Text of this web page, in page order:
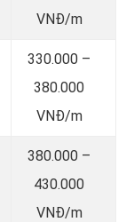
VNĐ/m
330.000 –
380.000
VNĐ/m
380.000 –
430.000
VNĐ/m